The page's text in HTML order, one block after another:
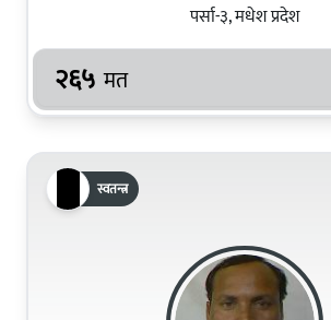
पर्सा-३, मधेश प्रदेश
२६५ मत
स्वतन्त्र